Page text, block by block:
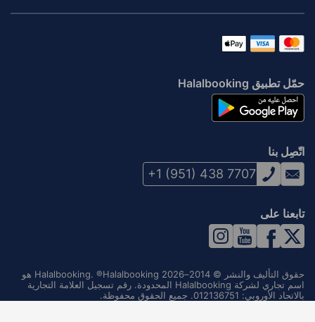
حمّل تطبيق Halalbooking
اتّصِل بنا
+1 (951) 438 7707
تابعنا على
حقوق التأليف والنشر © 2014–2026 Halalbooking. ®Halalbooking هو
اسم تجاري لشركة Halalbooking المحدودة. رقم تسجيل العلامة التجارية
بالاتحاد الأوروبي: 012136751. جميع الحقوق محفوظة.